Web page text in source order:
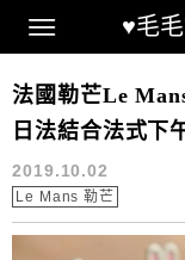
♥毛
Main Menu
法國抹茶甜點
法國勒芒Le
日法結合法式下
2019.10.02
Le Mans 勒芒